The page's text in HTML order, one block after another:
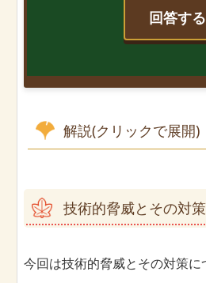
回答する
解説(クリックで展開)
技術的脅威とその対
今回は技術的脅威とその対策に